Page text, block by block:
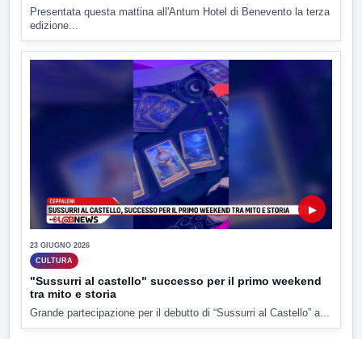
Presentata questa mattina all'Antum Hotel di Benevento la terza
edizione...
▶
23 GIUGNO 2026
CULTURA
"Sussurri al castello" successo per il primo weekend
tra mito e storia
Grande partecipazione per il debutto di “Sussurri al Castello” a...